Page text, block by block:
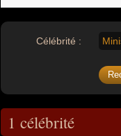
Célébrité :
1 célébrité